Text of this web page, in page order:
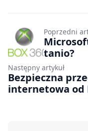
Poprzedni
tanio?
Następny artykuł
Bezpieczna
internetowa od